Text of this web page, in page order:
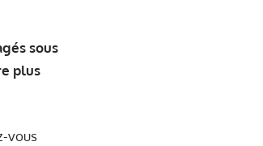
sous
plus
vous